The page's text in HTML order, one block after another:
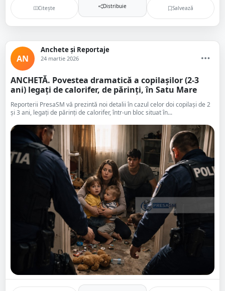
Citește Distribuie Salvează
AN
Anchete și Reportaje
24 martie 2026
ANCHETĂ. Povestea dramatică a copilașilor (2-3
ani) legați de calorifer, de părinți, în Satu Mare
Reporterii PresaSM vă prezintă noi detalii în cazul celor doi copilași de 2
și 3 ani, legați de părinți de calorifer, într-un bloc situat în...